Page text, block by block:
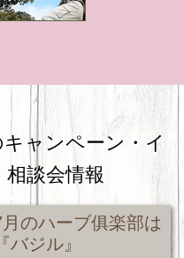
ャンペーン・ イ
談会情報
月のハーブ俱楽部は
『バジル』